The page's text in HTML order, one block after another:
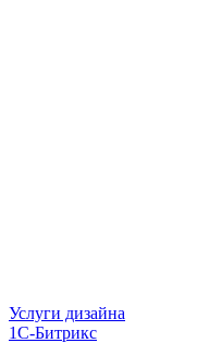
Услуги дизайна
1С-Битрикс